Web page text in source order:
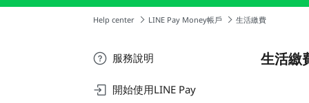
Help center LINE Pay Money帳戶 生活繳費
服務說明
開始使用LINE Pay
生活繳